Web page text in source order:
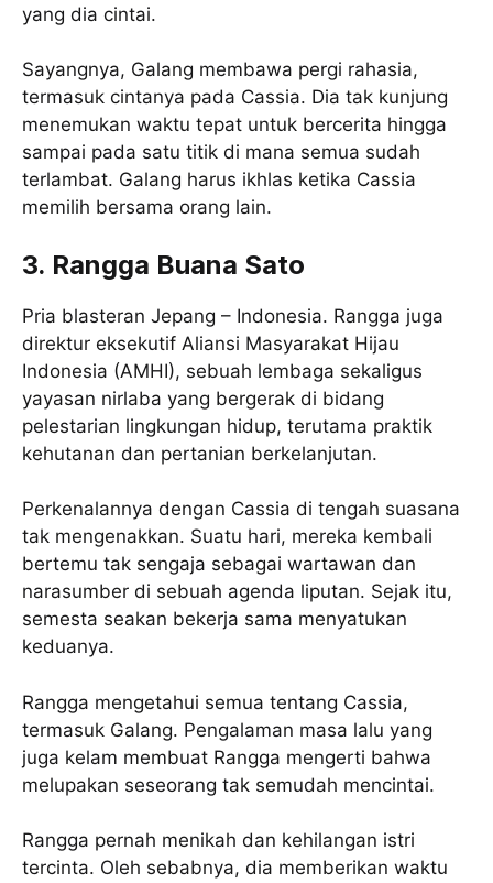
yang dia cintai.
Sayangnya, Galang membawa pergi rahasia,
termasuk cintanya pada Cassia. Dia tak kunjung
menemukan waktu tepat untuk bercerita hingga
sampai pada satu titik di mana semua sudah
terlambat. Galang harus ikhlas ketika Cassia
memilih bersama orang lain.
3. Rangga Buana Sato
Pria blasteran Jepang – Indonesia. Rangga juga
direktur eksekutif Aliansi Masyarakat Hijau
Indonesia (AMHI), sebuah lembaga sekaligus
yayasan nirlaba yang bergerak di bidang
pelestarian lingkungan hidup, terutama praktik
kehutanan dan pertanian berkelanjutan.
Perkenalannya dengan Cassia di tengah suasana
tak mengenakkan. Suatu hari, mereka kembali
bertemu tak sengaja sebagai wartawan dan
narasumber di sebuah agenda liputan. Sejak itu,
semesta seakan bekerja sama menyatukan
keduanya.
Rangga mengetahui semua tentang Cassia,
termasuk Galang. Pengalaman masa lalu yang
juga kelam membuat Rangga mengerti bahwa
melupakan seseorang tak semudah mencintai.
Rangga pernah menikah dan kehilangan istri
tercinta. Oleh sebabnya, dia memberikan waktu